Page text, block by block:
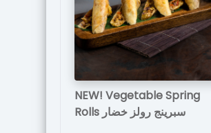
NEW! Vegetable Spring
Rolls سبرينج رولز خضار